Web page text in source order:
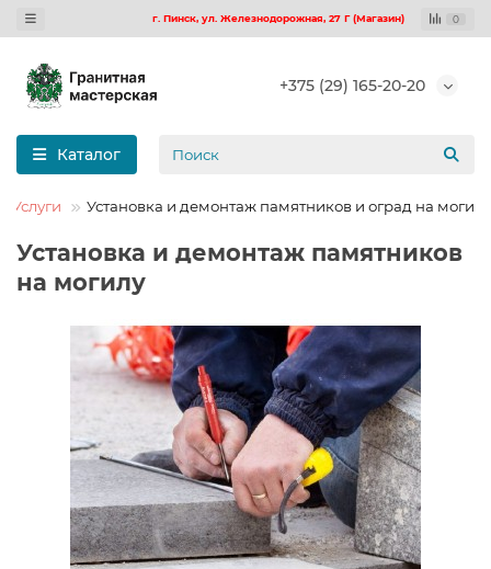
г. Пинск, ул. Железнодорожная, 27 Г (Магазин) 0
+375 (29) 165-20-20
Каталог
Услуги Установка и демонтаж памятников и оград на могилу
Установка и демонтаж памятников
на могилу